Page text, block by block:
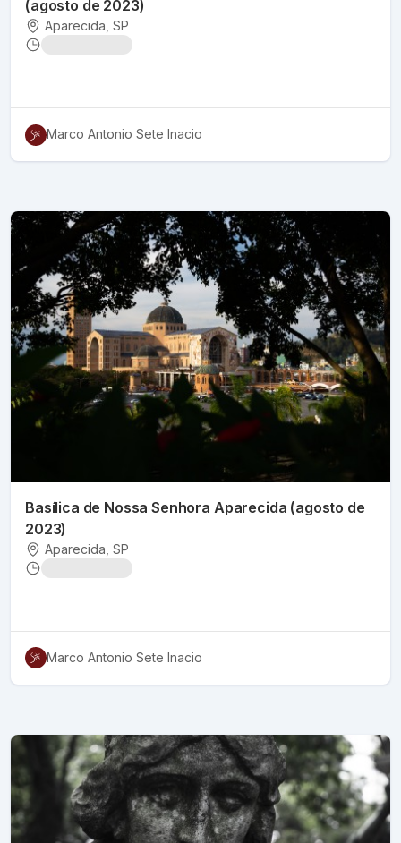
(agosto de 2023)
Aparecida , SP
Marco Antonio Sete Inacio
Basílica de Nossa Senhora Aparecida (agosto de
2023)
Aparecida , SP
Marco Antonio Sete Inacio